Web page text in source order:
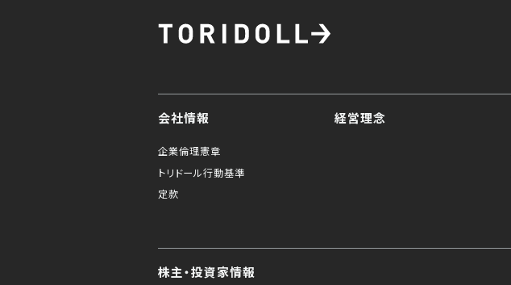
会社情報
企業倫理憲章
トリドール行動基準
定款
経営理念
株主・投資家情報